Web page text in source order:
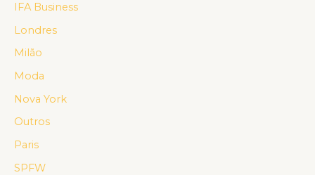
IFA Business
Londres
Milão
Moda
Nova York
Outros
Paris
SPFW